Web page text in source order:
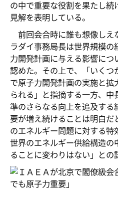
の中で重要な役割を果たし
見解を表明している。
前回会合時に誰も想像しえ
ラダイ事務局長は世界規模
力開発計画に与える影響に
認めた。その上で、「いくつ
で原子力開発計画の実施と
られる」と指摘する一方、
準のさらなる向上を追及す
要が増え続けることは明白
のエネルギー問題に対する特
世界のエネルギー供給構造の
ることに変わりはない」との